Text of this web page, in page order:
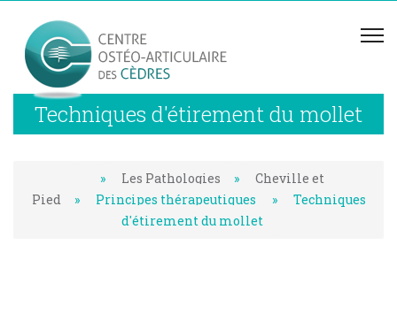
Techniques d'étirement du mollet
» Les Pathologies »
Cheville et
Pied
» Principes thérapeutiques »
Techniques
d'étirement du mollet